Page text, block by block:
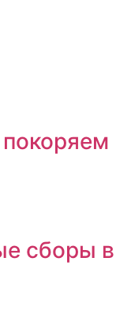
сборы в